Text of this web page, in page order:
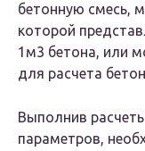
бетонную смесь,
которой
1м3 бетона, или
для расчета
Выполнив
параметров,